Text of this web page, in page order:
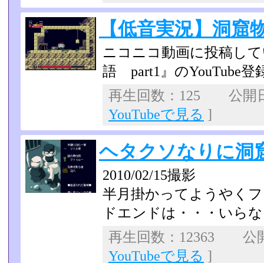
【低音実況】洞
ニコニコ動画に投稿し
語 part1』のYouTube登
再生回数：125 公開
YouTubeで見る ]
ヘタクソなりに洞
2010/02/15撮影
半月掛かってようやく
ドエンドは・・・いら
再生回数：12363 公
YouTubeで見る ]